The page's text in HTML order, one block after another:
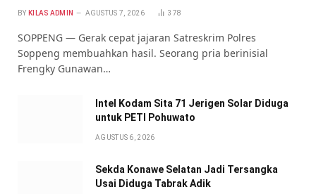
BY KILAS ADMIN AGUSTUS 7, 2026 378
SOPPENG — Gerak cepat jajaran Satreskrim Polres
Soppeng membuahkan hasil. Seorang pria berinisial
Frengky Gunawan…
Intel Kodam Sita 71 Jerigen Solar Diduga
untuk PETI Pohuwato
AGUSTUS 6, 2026
Sekda Konawe Selatan Jadi Tersangka
Usai Diduga Tabrak Adik